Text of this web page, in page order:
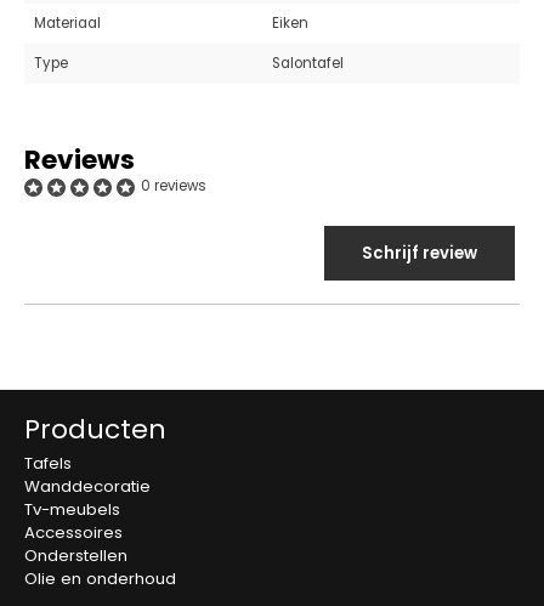
Materiaal Eiken
Type Salontafel
Reviews
0 reviews
Schrijf review
Producten
Tafels
Wanddecoratie
Tv-meubels
Accessoires
Onderstellen
Olie en onderhoud